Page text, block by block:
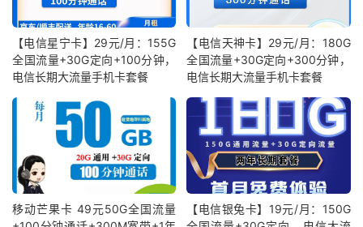
【电信星宁卡】29元/月：155G
全国流量+30G定向+100分钟，
电信长期大流量手机卡套餐
【电信天神卡】29元/月：180G
全国流量+30G定向+300分钟，
电信长期大流量手机卡套餐
移动芒果卡 49元50G全国流量
【电信银兔卡】19元/月：150G